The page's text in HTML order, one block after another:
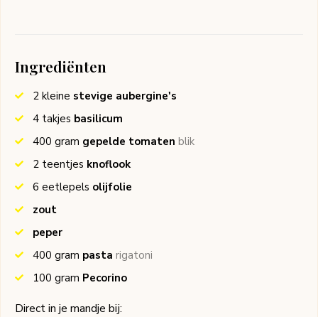
Ingrediënten
2 kleine stevige aubergine's
4 takjes basilicum
400 gram gepelde tomaten blik
2 teentjes knoflook
6 eetlepels olijfolie
zout
peper
400 gram pasta rigatoni
100 gram Pecorino
Direct in je mandje bij: